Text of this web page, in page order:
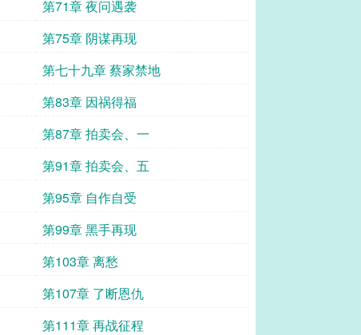
第71章 夜问遇袭
第75章 阴谋再现
第七十九章 蔡家禁地
第83章 因祸得福
第87章 拍卖会、一
第91章 拍卖会、五
第95章 自作自受
第99章 黑手再现
第103章 离愁
第107章 了断恩仇
第111章 再战征程